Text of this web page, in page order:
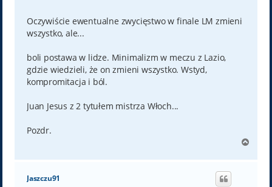
t
Oczywiście ewentualne zwycięstwo w finale LM zmieni
wszystko, ale...
boli postawa w lidze. Minimalizm w meczu z Lazio,
gdzie wiedzieli, że on zmieni wszystko. Wstyd,
kompromitacja i ból.
Juan Jesus z 2 tytułem mistrza Włoch...
Pozdr.
g
Jaszczu91